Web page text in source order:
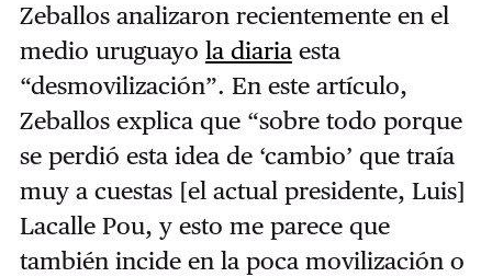
Zeballos analizaron recientemente en el
medio uruguayo la diariaesta
“desmovilización”. En este artículo,
Zeballos explica que “sobre todo porque
se perdió esta idea de ‘cambio’ que traía
muy a cuestas [el actual presidente, Luis]
Lacalle Pou, y esto me parece que
también incide en la poca movilización o